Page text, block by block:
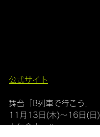
公式サイト
舞台「B列車で行こう」
11月13日(木)〜16日(日)
六行会ホール